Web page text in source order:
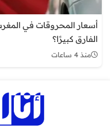
أسعار المحروقات في
الفارق كبيرًا؟
منذ 4 ساعات